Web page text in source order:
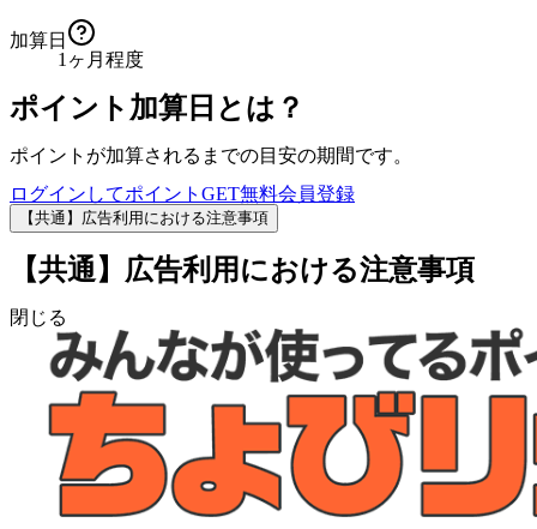
加算日
1ヶ月程度
ポイント加算日とは？
ポイントが加算されるまでの目安の期間です。
ログインしてポイントGET無料会員登録
【共通】広告利用における注意事項
【共通】広告利用における注意事項
閉じる